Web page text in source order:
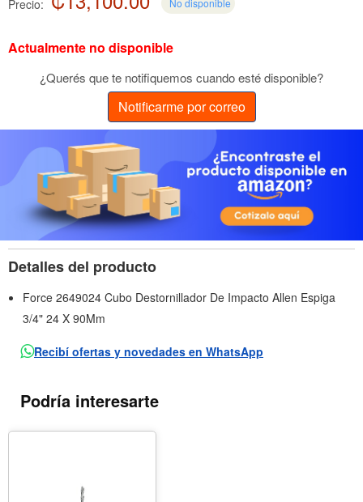
Precio: No disponible
Actualmente no disponible
¿Querés que te notifiquemos cuando esté disponible?
Notificarme por correo
Detalles del producto
Force 2649024 Cubo Destornillador De Impacto Allen Espiga
3/4" 24 X 90Mm
Recibí ofertas y novedades en WhatsApp
Podría interesarte